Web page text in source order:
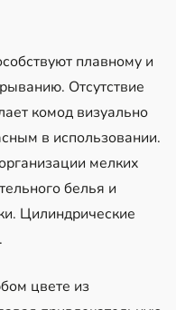
плавному и
Отсутствие
комод визуально
в использовании.
мелких
белья и
Цилиндрические
цвете из